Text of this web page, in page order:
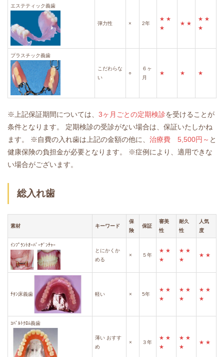
エステティック義歯
弾力性 × 2年
★ ★
★
★ ★
★ ★
★
プラスチック義歯
こだわらな
い
○
６ヶ
月
★ ★ ★
※上記保証期間については、 3ヶ月ごとの定期検診を受けることが
条件となります。
定期検診の受診がない場合は、保証いたしかね
ます。
※自費の入れ歯は上記の金額の他に、 治療費 5,500円～ と
健康保険の負担金が必要となります。
※症例により、適用できな
い場合がございます。
総入れ歯
素材 キーワード
保
険
保証
審美
性
耐久
性
人気
度
ｲﾝﾌﾟﾗﾝﾄｵｰﾊﾞｰﾃﾞﾝﾁｬｰ
とにかくか
める
× ５年
★ ★
★
★ ★
★
★ ★
ﾁﾀﾝ床義歯 軽い × 5年
★ ★
★
★ ★
★
★ ★
★
ｺﾊﾞﾙﾄｸﾛﾑ義歯
薄い おすす
め
× ３年
★ ★
★
★ ★
★
★ ★